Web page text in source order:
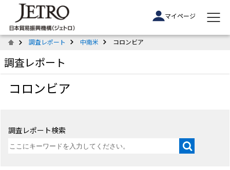
マイページ
調査レポート 中南米 コロンビア
調査レポート
コロンビア
調査レポート検索